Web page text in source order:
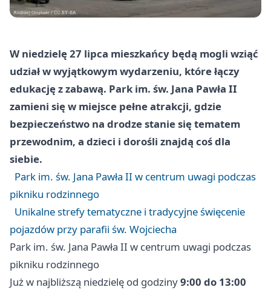
W niedzielę 27 lipca mieszkańcy będą mogli wziąć
udział w wyjątkowym wydarzeniu, które łączy
edukację z zabawą. Park im. św. Jana Pawła II
zamieni się w miejsce pełne atrakcji, gdzie
bezpieczeństwo na drodze stanie się tematem
przewodnim, a dzieci i dorośli znajdą coś dla
siebie.
Park im. św. Jana Pawła II w centrum uwagi podczas
pikniku rodzinnego
Unikalne strefy tematyczne i tradycyjne święcenie
pojazdów przy parafii św. Wojciecha
Park im. św. Jana Pawła II w centrum uwagi podczas
pikniku rodzinnego
Już w najbliższą niedzielę od godziny9:00 do 13:00